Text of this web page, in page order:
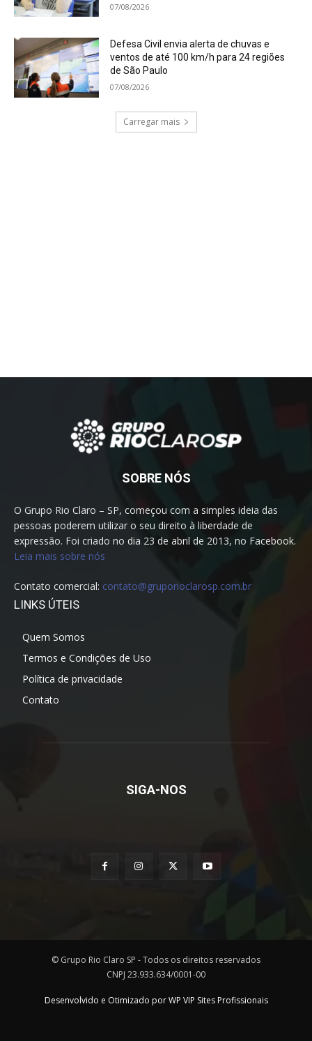
07/08/2026
Defesa Civil envia alerta de chuvas e
ventos de até 100 km/h para 24 regiões
de São Paulo
07/08/2026
Carregar mais
SOBRE NÓS
O Grupo Rio Claro – SP, começou com a simples ideia das
pessoas poderem utilizar o seu direito à liberdade de
expressão. Foi criado no dia 23 de abril de 2013, no Facebook.
Leia mais sobre nós
Contato comercial: contato@gruporioclarosp.com.br
LINKS ÚTEIS
Quem Somos
Termos e Condições de Uso
Política de privacidade
Contato
SIGA-NOS
© Grupo Rio Claro SP - Todos os direitos reservados
CNPJ 23.933.634/0001-00
Desenvolvido e Otimizado por WP VIP Sites Profissionais